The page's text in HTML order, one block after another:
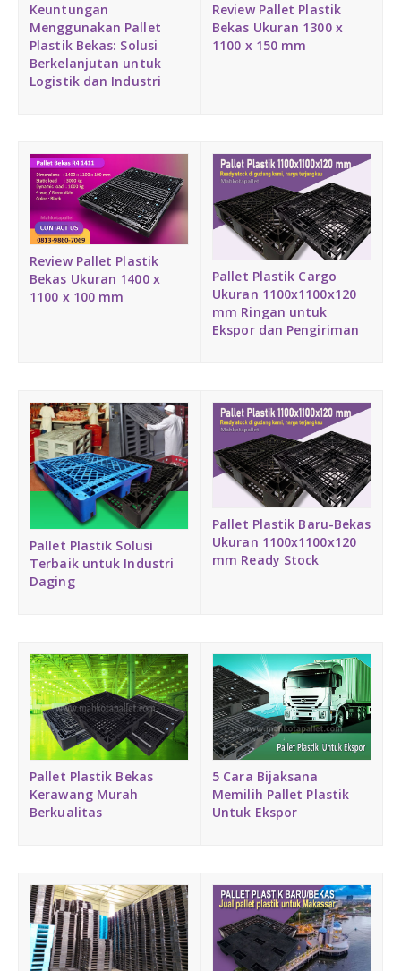
Stretch Film
Opp Tape
Plastik PE
DAFTAR ISI
KONTAK
Keuntungan
Menggunakan Pallet
Plastik Bekas: Solusi
Berkelanjutan untuk
Logistik dan Industri
Review Pallet Plastik
Bekas Ukuran 1300 x
1100 x 150 mm
Review Pallet Plastik
Bekas Ukuran 1400 x
1100 x 100 mm
Pallet Plastik Cargo
Ukuran 1100x1100x120
mm Ringan untuk
Ekspor dan Pengiriman
Pallet Plastik Solusi
Terbaik untuk Industri
Daging
Pallet Plastik Baru-Bekas
Ukuran 1100x1100x120
mm Ready Stock
Pallet Plastik Bekas
Kerawang Murah
Berkualitas
5 Cara Bijaksana
Memilih Pallet Plastik
Untuk Ekspor